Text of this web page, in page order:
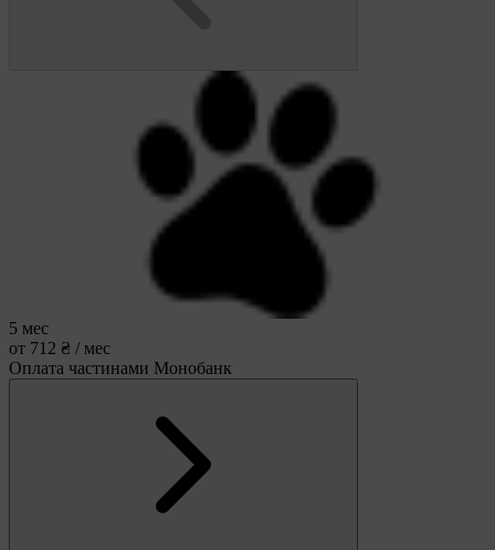
5 мес
от 712 ₴ / мес
Оплата частинами Монобанк